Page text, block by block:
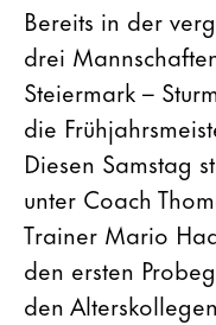
Bereits in der
drei
Steiermark –
die
Diesen Samstag
unter Coach
Trainer Mario
den ersten
den